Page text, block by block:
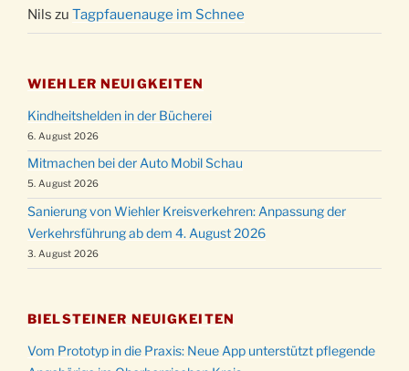
Nils zu Tagpfauenauge im Schnee
WIEHLER NEUIGKEITEN
Kindheitshelden in der Bücherei
6. August 2026
Mitmachen bei der Auto Mobil Schau
5. August 2026
Sanierung von Wiehler Kreisverkehren: Anpassung der
Verkehrsführung ab dem 4. August 2026
3. August 2026
BIELSTEINER NEUIGKEITEN
Vom Prototyp in die Praxis: Neue App unterstützt pflegende